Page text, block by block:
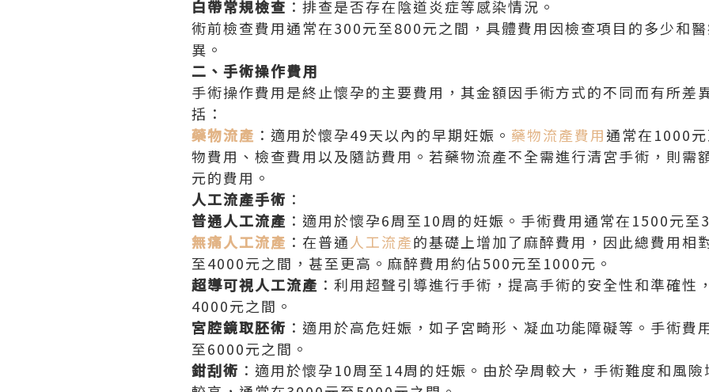
白帶常規檢查 ：排查是否存在陰道炎症等感染情況。
術前檢查費用通常在300元至800元之間，具體費用因檢查項目的多少和
異。
二、手術操作費用
手術操作費用是終止懷孕的主要費用，其金額因手術方式的不同而有所差
括：
藥物流產 ：適用於懷孕49天以內的早期妊娠。 藥物流產費用通常在1000
物費用、檢查費用以及隨訪費用。若藥物流產不全需進行清宮手術，則需
元的費用。
人工流產手術 ：
普通人工流產 ：適用於懷孕6周至10周的妊娠。手術費用通常在1500元
無痛人工流產 ：在普通 人工流產的基礎上增加了麻醉費用，因此總費用相
至4000元之間，甚至更高。麻醉費用約佔500元至1000元。
超導可視人工流產 ：利用超聲引導進行手術，提高手術的安全性和準確性
4000元之間。
宮腔鏡取胚術 ：適用於高危妊娠，如子宮畸形、凝血功能障礙等。手術
至6000元之間。
鉗刮術 ：適用於懷孕10周至14周的妊娠。由於孕周較大，手術難度和風